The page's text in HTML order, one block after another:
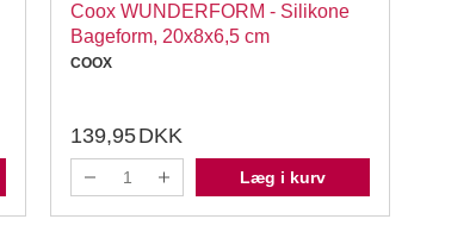
Coox WUNDERFORM - Silikone
Bageform, 20x8x6,5 cm
COOX
139,95DKK
Læg i kurv